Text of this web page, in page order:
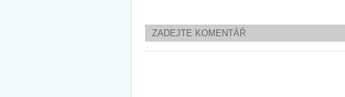
ZADEJTE KOMENTÁŘ